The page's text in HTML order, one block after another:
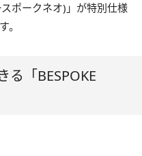
スポークネオ)」が特別仕様
。
る「BESPOKE